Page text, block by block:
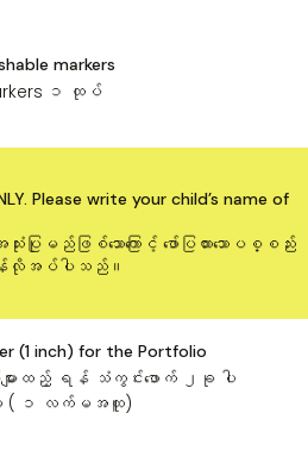
markers
၁ ထုပ်
Please write your child’s name of
မည်ဖြစ်သော‌ကြောင့် ဖော်ပြထားသောပစ္စည်း
ရန်လိုအပ်ပါသည်။
(1 inch) for the Portfolio
ျားထည့် ရန် သံကွင်း‌ဖောက် ၂ခု ပါ
ခု ( ၁ လက်မအထူ)